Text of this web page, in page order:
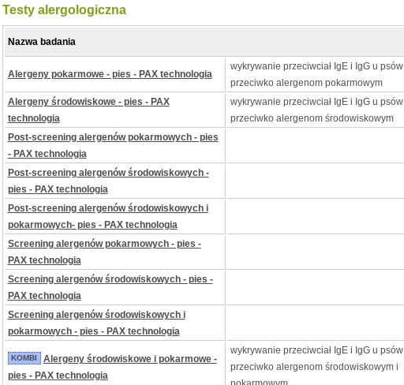
Testy alergologiczna
Nazwa badania
Alergeny pokarmowe - pies - PAX technologia
wykrywanie przeciwciał IgE i IgG u psów
przeciwko alergenom pokarmowym
Alergeny środowiskowe - pies - PAX
technologia
wykrywanie przeciwciał IgE i IgG u psów
przeciwko alergenom środowiskowym
Post-screening alergenów pokarmowych - pies
- PAX technologia
Post-screening alergenów środowiskowych -
pies - PAX technologia
Post-screening alergenów środowiskowych i
pokarmowych- pies - PAX technologia
Screening alergenów pokarmowych - pies -
PAX technologia
Screening alergenów środowiskowych - pies -
PAX technologia
Screening alergenów środowiskowych i
pokarmowych - pies - PAX technologia
KOMBI
Alergeny środowiskowe i pokarmowe -
pies - PAX technologia
wykrywanie przeciwciał IgE i IgG u psów
przeciwko alergenom środowiskowym i